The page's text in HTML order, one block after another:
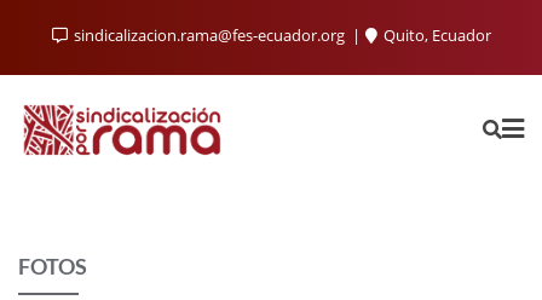
sindicalizacion.rama@fes-ecuador.org Quito, Ecuador
FOTOS